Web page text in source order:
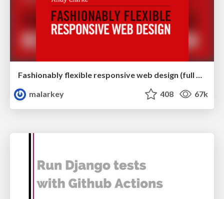
Fashionably flexible responsive web design (full day workshop)
malarkey
408 67k